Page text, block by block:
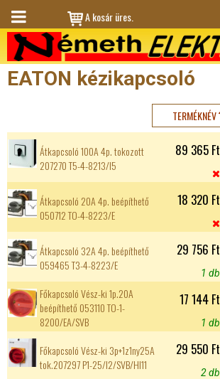
A kosár üres.
EATON kézikapcsoló
TERMÉKNÉV
Átkapcsoló 100A 4p. tokozott
207270 T5-4-8213/I5
89 365 Ft

Átkapcsoló 20A 4p. beépíthető
050712 TO-4-8223/E
18 320 Ft

Átkapcsoló 32A 4p. beépíthető
059465 T3-4-8223/E
29 756 Ft
1 db
Főkapcsoló Vész-ki 1p.20A
beépíthető 053110 TO-1-
8200/EA/SVB
17 144 Ft
1 db
Főkapcsoló Vész-ki 3p+1z1ny25A
tok.207297 P1-25/I2/SVB/HI11
29 550 Ft
2 db
M
en
ü